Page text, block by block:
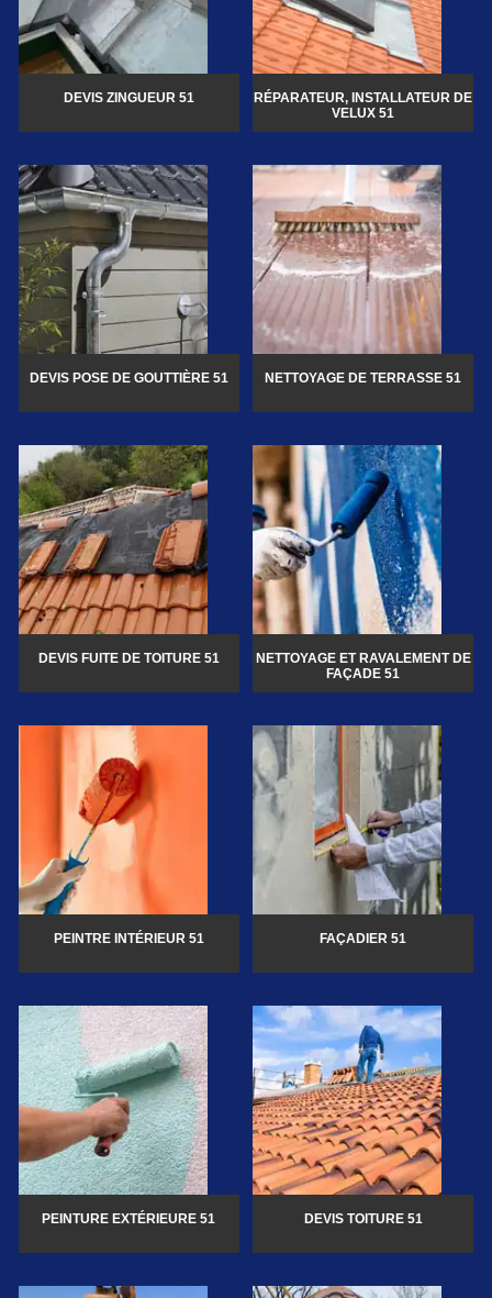
DEVIS ZINGUEUR 51
RÉPARATEUR, INSTALLATEUR DE
VELUX 51
DEVIS POSE DE GOUTTIÈRE 51 NETTOYAGE DE TERRASSE 51
DEVIS FUITE DE TOITURE 51
NETTOYAGE ET RAVALEMENT DE
FAÇADE 51
PEINTRE INTÉRIEUR 51 FAÇADIER 51
PEINTURE EXTÉRIEURE 51 DEVIS TOITURE 51